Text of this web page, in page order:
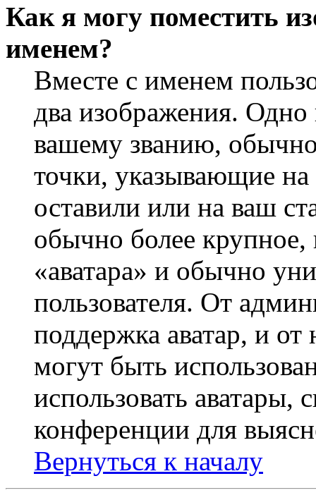
Как я могу поместить
именем?
Вместе с именем
два изображения.
вашему званию, обычно
точки, указывающие
оставили или на ваш
обычно более крупное,
«аватара» и обычно
пользователя. От
поддержка аватар, и от
могут быть
использовать аватары,
конференции для
Вернуться к началу